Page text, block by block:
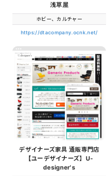
浅草屋
ホビー、カルチャー
https://dtacompany.ocnk.net/
デザイナーズ家具 通販専門店
【ユーデザイナーズ】U-
designer's